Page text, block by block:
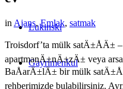
Lukinski
Gayrimenkul
in Ajans,Emlak, satmak
Troisdorf’ta mülk satÄ±ÅÄ±
apartmanÄ±nÄ±zÄ± veya
BaÅarÄ±lÄ± bir mülk
rehberimizde bulabilirsiniz.